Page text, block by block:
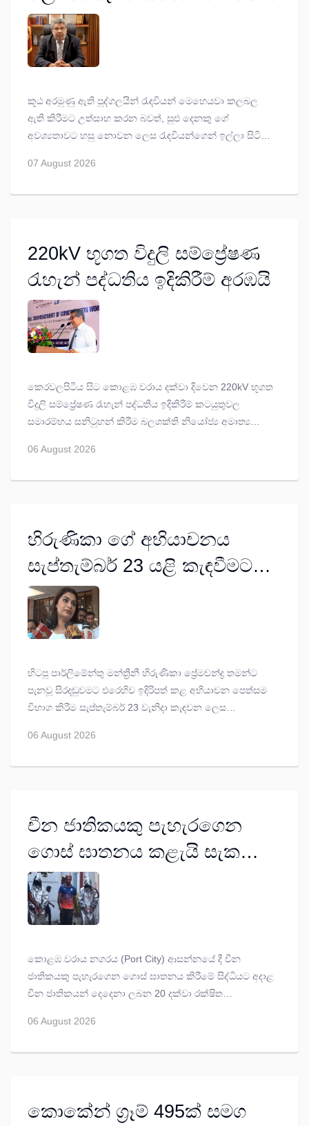
විනාශ කර ගන්න එපා -
අධිකරණ අමාත්‍ය හර්ෂණ
නානායක්කාර
කූඨ අරමුණු ඇති පුද්ගලයින් රැඳවියන් මෙහෙයවා කලබල
ඇති කිරීමට උත්සාහ කරන බවත්, සුළු දෙනකු ගේ
අවශ්‍යතාවට හසු නොවන ලෙස රැඳවියන්ගෙන් ඉල්ලා සිටින
හර්ෂණ නානායක්කාර පැවසී ය.
07 August 2026
220kV භූගත විදුලි සම්ප්‍රේෂණ
රැහැන් පද්ධතිය ඉදිකිරීම් අරඹයි
කෙරවලපිටිය සිට කොළඹ වරාය දක්වා දිවෙන 220kV භූගත
විදුලි සම්ප්‍රේෂණ රැහැන් පද්ධතිය ඉදිකිරීම් කටයුතුවල
සමාරම්භය සනිටුහන් කිරීම බලශක්ති නියෝජ්‍ය අමාත්‍ය
උපපොළ පිවිසුම අසල දී සිදු කළේ ය.
06 August 2026
හිරුණිකා ගේ අභියාචනය
සැප්තැම්බර් 23 යළි කැඳවීමට
නියෝග
හිටපු පාර්ලිමේන්තු මන්ත්‍රීනී හිරුණිකා ප්‍රේමචන්ද්‍ර තමන්ට
පැනවූ සිරදඬුවමට එරෙහිව ඉදිරිපත් කළ අභියාචන පෙත්සම
විභාග කිරීම සැප්තැම්බර් 23 වැනිදා කැඳවන ලෙස
06 August 2026
චීන ජාතිකයකු පැහැරගෙන
ගොස් ඝාතනය කළැයි සැක
තවත් චීන ජාතිකයන් දෙදෙනනු
ලබන 20 දක්වා රිමාන්ඩ්
කොළඹ වරාය නගරය (Port City) ආසන්නයේ දී චීන
ජාතිකයකු පැහැරගෙන ගොස් ඝාතනය කිරීමේ සිද්ධියට අදාළ
චීන ජාතිකයන් දෙදෙනා ලබන 20 දක්වා රක්ෂිත
ඖෂධ මිගාර මහත නියෝග කරයි.
06 August 2026
කොකේන් ග්‍රෑම් 495ක් සමග